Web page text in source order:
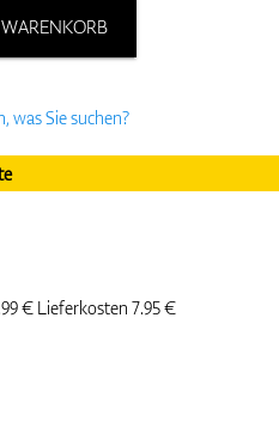
was Sie suchen?
€ Lieferkosten 7.95 €